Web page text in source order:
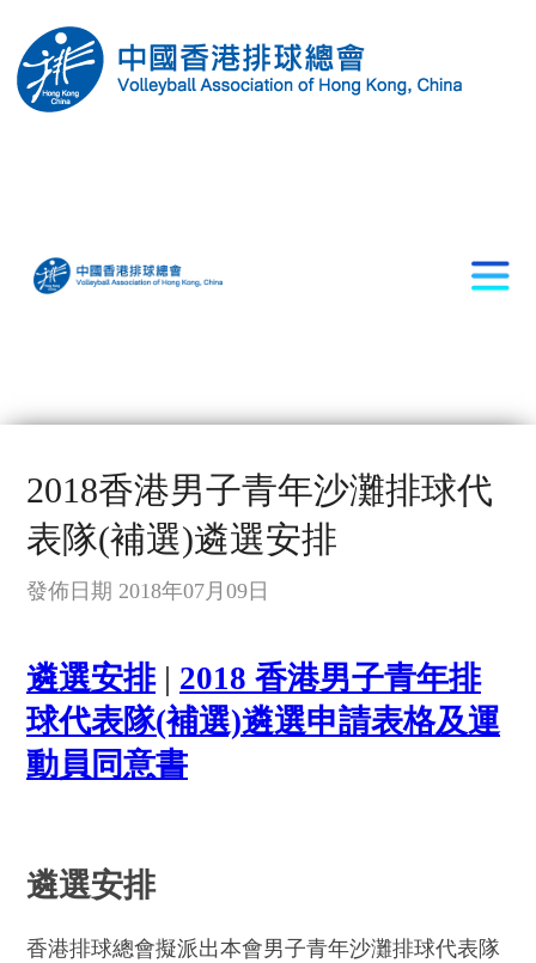
2018香港男子青年沙灘排球代
表隊(補選)遴選安排
發佈日期 2018年07月09日
遴選安排| 2018 香港男子青年排
球代表隊(補選)遴選申請表格及運
動員同意書
遴選安排
香港排球總會擬派出本會男子青年沙灘排球代表隊